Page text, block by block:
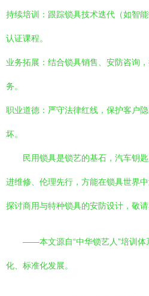
持续培训：跟踪锁具技术迭代（如智
认证课程。
业务拓展：结合锁具销售、安防咨询
务。
职业道德：严守法律红线，保护客户
坏。
民用锁具是锁艺的基石，汽车钥
进维修、伦理先行，方能在锁具世界
探讨商用与特种锁具的安防设计，敬请
——本文源自“中华锁艺人”培训体
化、标准化发展。